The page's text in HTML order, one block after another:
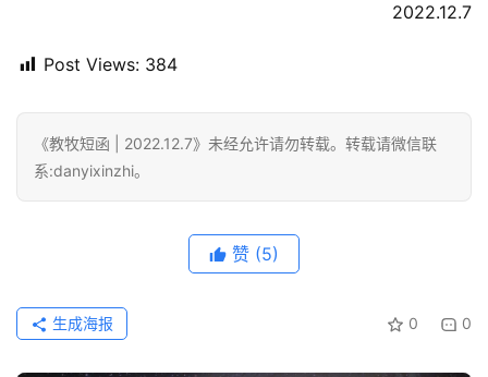
美
研
注册
2022.12.7
Post Views: 384
《教牧短函 | 2022.12.7》未经允许请勿转载。转载请微信联
系:danyixinzhi。
赞 (5)
0 0
生成海报